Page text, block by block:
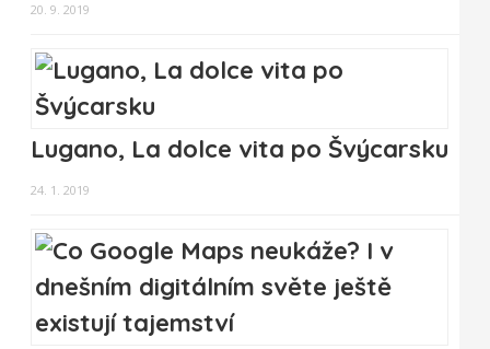
20. 9. 2019
Lugano, La dolce vita po Švýcarsku
24. 1. 2019